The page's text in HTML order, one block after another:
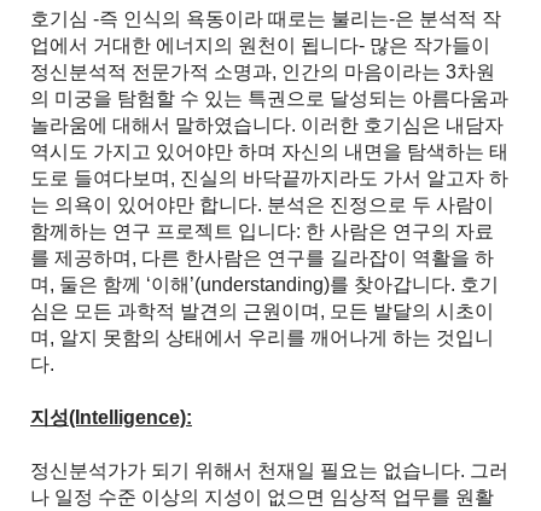
호기심 -즉 인식의 욕동이라 때로는 불리는-은 분석적 작
업에서 거대한 에너지의 원천이 됩니다- 많은 작가들이
정신분석적 전문가적 소명과, 인간의 마음이라는 3차원
의 미궁을 탐험할 수 있는 특권으로 달성되는 아름다움과
놀라움에 대해서 말하였습니다. 이러한 호기심은 내담자
역시도 가지고 있어야만 하며 자신의 내면을 탐색하는 태
도로 들여다보며, 진실의 바닥끝까지라도 가서 알고자 하
는 의욕이 있어야만 합니다. 분석은 진정으로 두 사람이
함께하는 연구 프로젝트 입니다: 한 사람은 연구의 자료
를 제공하며, 다른 한사람은 연구를 길라잡이 역활을 하
며, 둘은 함께 ‘이해’(understanding)를 찾아갑니다. 호기
심은 모든 과학적 발견의 근원이며, 모든 발달의 시초이
며, 알지 못함의 상태에서 우리를 깨어나게 하는 것입니
다.
지성(Intelligence):
정신분석가가 되기 위해서 천재일 필요는 없습니다. 그러
나 일정 수준 이상의 지성이 없으면 임상적 업무를 원활